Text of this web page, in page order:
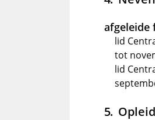
afgeleide
lid
tot
lid